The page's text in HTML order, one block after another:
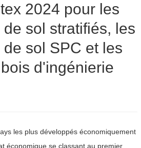
les parquets en bois d'ingénierie
2024 pour les
sol stratifiés, les
sol SPC et les
d'ingénierie
les plus développés économiquement
économique se classant au premier